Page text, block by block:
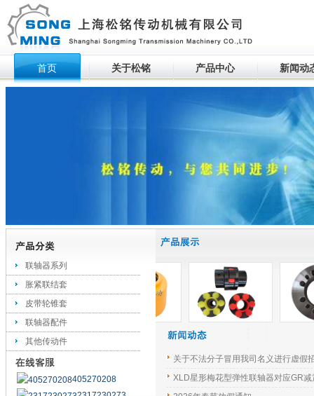
首页 关于松铭 产品中心 新闻动
联轴器系列
胀紧联结套
皮带轮锥套
联轴器配件
其他传动件
405270208
关于不法分子冒用我司名义进行虚假
XLD星形梅花型弹性联轴器对应GR减